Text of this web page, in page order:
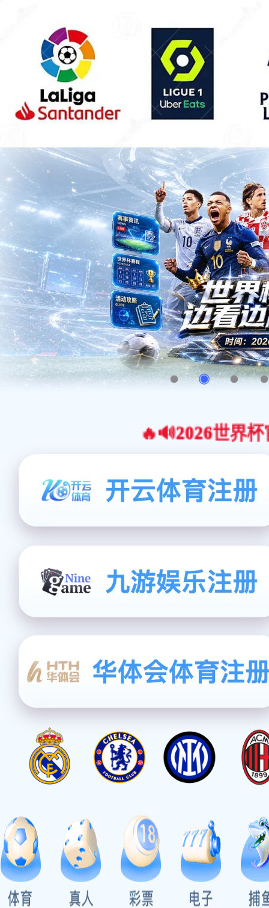
🔥🔊2026世界杯官网